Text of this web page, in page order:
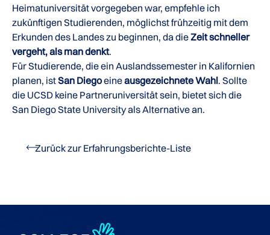
Heimatuniversität vorgegeben war, empfehle ich
zukünftigen Studierenden, möglichst frühzeitig mit dem
Erkunden des Landes zu beginnen, da dieZeit schneller
vergeht, als man denkt.
Für Studierende, die ein Auslandssemester in Kalifornien
planen, istSan Diegoeineausgezeichnete Wahl. Sollte
die UCSD keine Partneruniversität sein, bietet sich die
San Diego State University als Alternative an.
Zurück zur Erfahrungsberichte-Liste